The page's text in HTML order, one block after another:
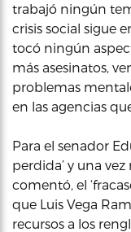
trabajó ningún
crisis social sigue
tocó ningún
más asesinatos,
problemas
en las agencias
Para el senador
perdida’ y una
comentó, el
que Luis Vega
recursos a los